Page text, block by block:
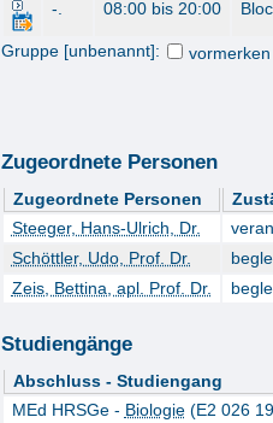
-. 08:00 bis 20:00
Gruppe [unbenannt]: vormerken
Zugeordnete Personen
Zugeordnete Personen
Steeger, Hans-Ulrich, Dr.
Schöttler, Udo, Prof. Dr.
Zeis, Bettina, apl. Prof. Dr.
Studiengänge
Abschluss - Studiengang
MEd HRSGe - Biologie(E2 026